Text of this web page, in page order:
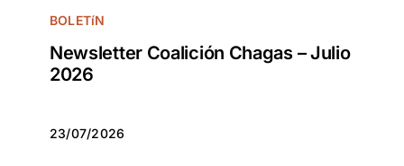
BOLETíN
Newsletter Coalición Chagas – Julio
2026
23/07/2026
23/07/2026